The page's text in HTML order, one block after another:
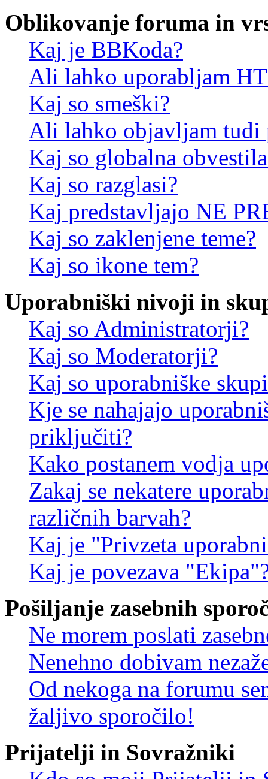
Oblikovanje foruma in
Kaj je BBKoda?
Ali lahko uporabljam
Kaj so smeški?
Ali lahko objavljam tudi
Kaj so globalna
Kaj so razglasi?
Kaj predstavljajo NE
Kaj so zaklenjene teme?
Kaj so ikone tem?
Uporabniški nivoji in
Kaj so Administratorji?
Kaj so Moderatorji?
Kaj so uporabniške
Kje se nahajajo
priključiti?
Kako postanem vodja
Zakaj se nekatere
različnih barvah?
Kaj je "Privzeta
Kaj je povezava
Pošiljanje zasebnih
Ne morem poslati
Nenehno dobivam
Od nekoga na forumu
žaljivo sporočilo!
Prijatelji in Sovražniki